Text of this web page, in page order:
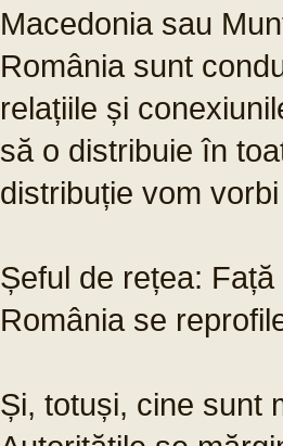
Macedonia sau
România sunt
relațiile și
să o distribuie în
distribuție vom
Șeful de rețea:
România se
Și, totuși, cine sunt